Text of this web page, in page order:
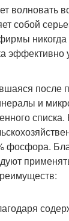
волновать
собой
никогда
эффективно
после
и
фосфора.